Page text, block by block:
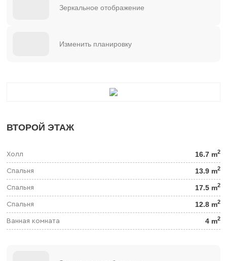
Зеркальное отображение
Изменить планировку
ВТОРОЙ ЭТАЖ
Холл 16.7 m2
Спальня 13.9 m2
Спальня 17.5 m2
Спальня 12.8 m2
Ванная комната 4 m2